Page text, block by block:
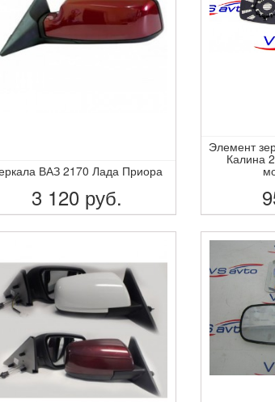
ВАЗ 2170 Лада Приора
3 120 руб.
ПОДРОБНЕЕ
Элемент
Калина